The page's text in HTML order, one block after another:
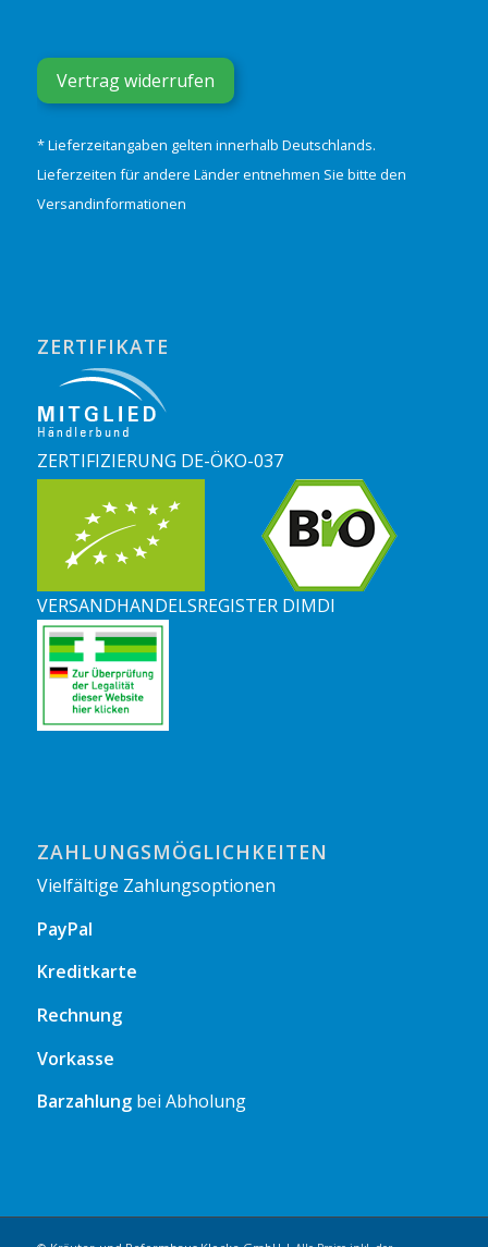
Vertrag widerrufen
* Lieferzeitangaben gelten innerhalb Deutschlands.
Lieferzeiten für andere Länder entnehmen Sie bitte den
Versandinformationen
ZERTIFIKATE
ZERTIFIZIERUNG DE-ÖKO-037
VERSANDHANDELSREGISTER DIMDI
ZAHLUNGSMÖGLICHKEITEN
Vielfältige Zahlungsoptionen
PayPal
Kreditkarte
Rechnung
Vorkasse
Barzahlungbei Abholung